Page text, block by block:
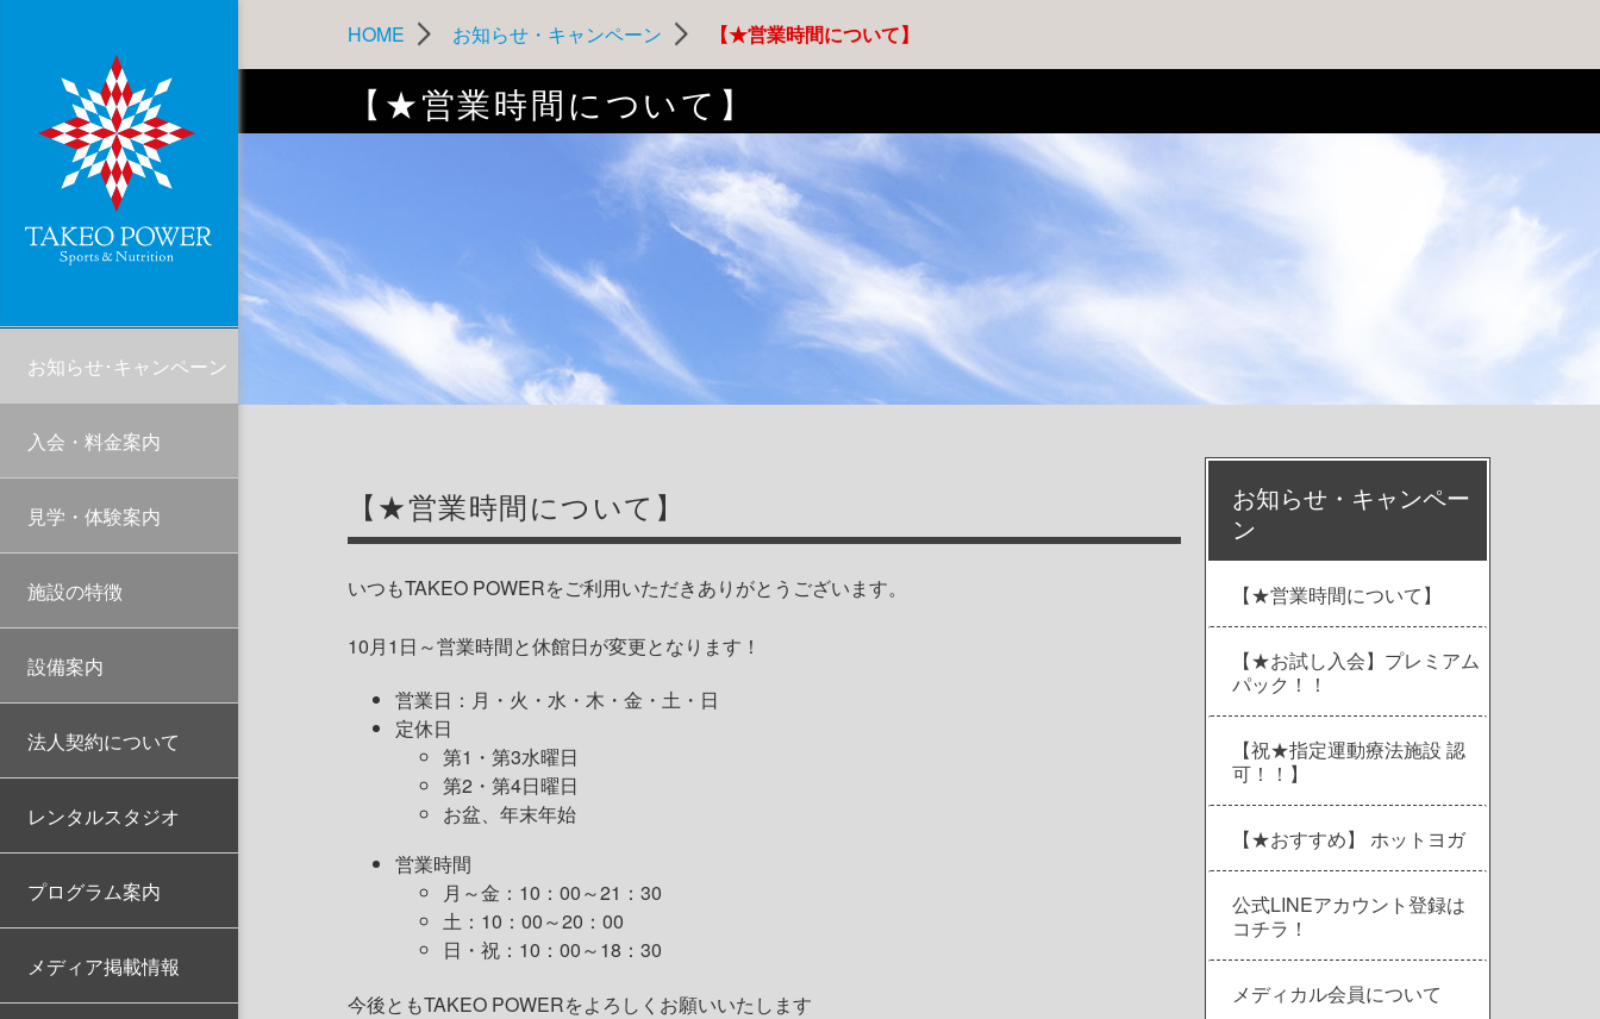
お知らせ･キャンペーン
入会・料金案内
見学・体験案内
施設の特徴
設備案内
法人契約について
レンタルスタジオ
プログラム案内
メディア掲載情報
HOME お知らせ・キャンペーン 【★営業時間について】
【★営業時間について】
【★営業時間について】
いつもTAKEO POWERをご利用いただきありがとうございます。
10月1日～営業時間と休館日が変更となります！
営業日：月・火・水・木・金・土・日
定休日
第1・第3水曜日
第2・第4日曜日
お盆、年末年始
営業時間
月～金：10：00～21：30
土：10：00～20：00
日・祝：10：00～18：30
今後ともTAKEO POWERをよろしくお願いいたします
お知らせ・キャンペー
ン
【★営業時間について】
【★お試し入会】プレミアム
パック！！
【祝★指定運動療法施設 認
可！！】
【★おすすめ】 ホットヨガ
公式LINEアカウント登録は
コチラ！
メディカル会員について